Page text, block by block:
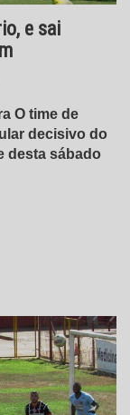
e sai
O time de
decisivo do
desta sábado